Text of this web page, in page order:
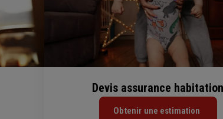
Devis assurance habitation
Obtenir une estimation